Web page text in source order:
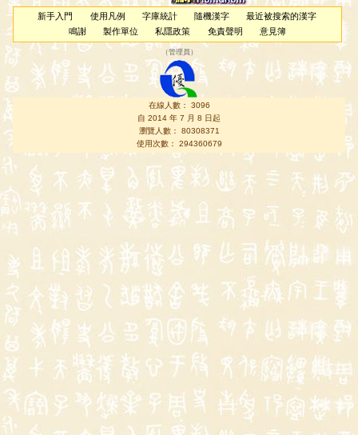
新手入門 使用凡例 字庫統計 隨機漢字
最近被搜索的漢字
鳴謝
製作單位 私隱政策 免責聲明 意見簿
（管理員 ）
在線人數： 3096
自 2014 年 7 月 8 日起
瀏覽人數： 80308371
使用次數： 294360679